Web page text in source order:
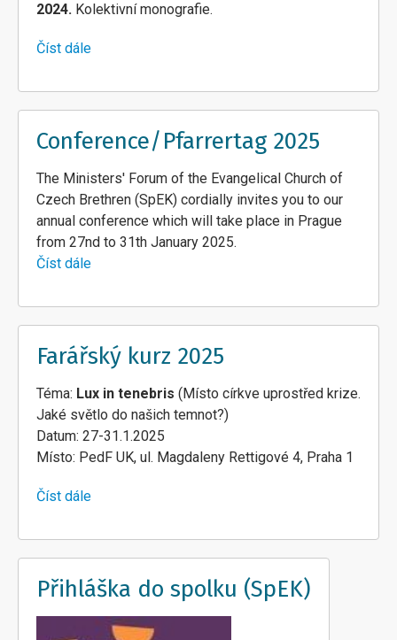
2024. Kolektivní monografie.
Číst dále
SpEKu
"Ordinace.
K
(FK
2024)
Conference/Pfarrertag 2025
The Ministers' Forum of the Evangelical Church of
Czech Brethren (SpEK) cordially invites you to our
annual conference which will take place in Prague
from 27nd to 31th January 2025.
Číst dále
2025
Farářský kurz 2025
Téma: Lux in tenebris (Místo církve uprostřed krize.
Jaké světlo do našich temnot?)
Datum: 27-31.1.2025
Místo: PedF UK, ul. Magdaleny Rettigové 4, Praha 1
Číst dále
kurz
2025
Přihláška do spolku (SpEK)